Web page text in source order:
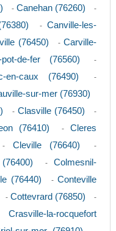
- Canehan (76260) -
-Canville-les-
(76450) -Carville-
pot-de-fer (76560) -
en-caux (76490) -
sur-mer (76930)
- Clasville (76450) -
(76410) -Cleres
Cleville (76640) -
-Colmesnil-
(76440) -Conteville
- Cottevrard (76850) -
Crasville-la-rocquefort